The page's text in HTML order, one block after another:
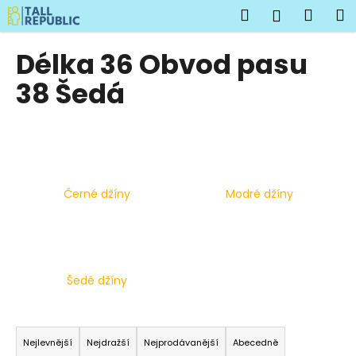
Přejít
na
obsah
Hledat
Délka 36 Obvod pasu
38 Šedá
Černé džíny Modré džíny
Šedé džíny
Ř
a
Nejlevnější Nejdražší Nejprodávanější Abecedně
K
o
C
o
e